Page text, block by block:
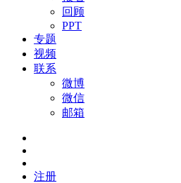
回顾
PPT
专题
视频
联系
微博
微信
邮箱
注册